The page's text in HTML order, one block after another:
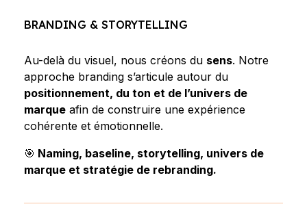
BRANDING & STORYTELLING
Au-delà du visuel, nous créons du sens. Notre
approche branding s’articule autour du
positionnement, du ton et de l’univers de
marque afin de construire une expérience
cohérente et émotionnelle.
🎯 Naming, baseline, storytelling, univers de
marque et stratégie de rebranding.